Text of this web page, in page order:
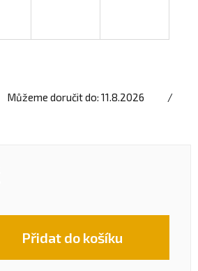
Můžeme doručit do: 11.8.2026
Přidat do košíku